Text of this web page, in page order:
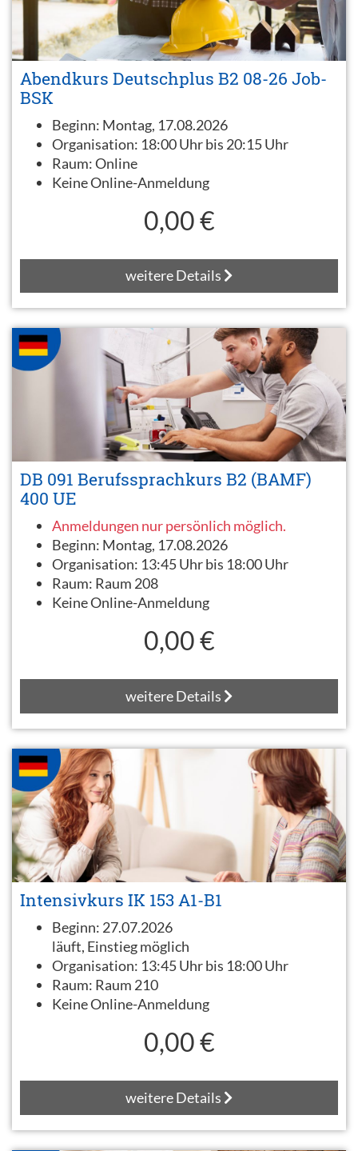
Abendkurs Deutschplus B2 08-26 Job-
BSK
Beginn: Montag, 17.08.2026
Organisation: 18:00 Uhr bis 20:15 Uhr
Raum:Online
Keine Online-Anmeldung
0,00 €
weitere Details
DB 091 Berufssprachkurs B2 (BAMF)
400 UE
Anmeldungen nur persönlich möglich.
Beginn: Montag, 17.08.2026
Organisation: 13:45 Uhr bis 18:00 Uhr
Raum: Raum 208
Keine Online-Anmeldung
0,00 €
weitere Details
Intensivkurs IK 153 A1-B1
Beginn: 27.07.2026
läuft, Einstieg möglich
Organisation: 13:45 Uhr bis 18:00 Uhr
Raum: Raum 210
Keine Online-Anmeldung
0,00 €
weitere Details